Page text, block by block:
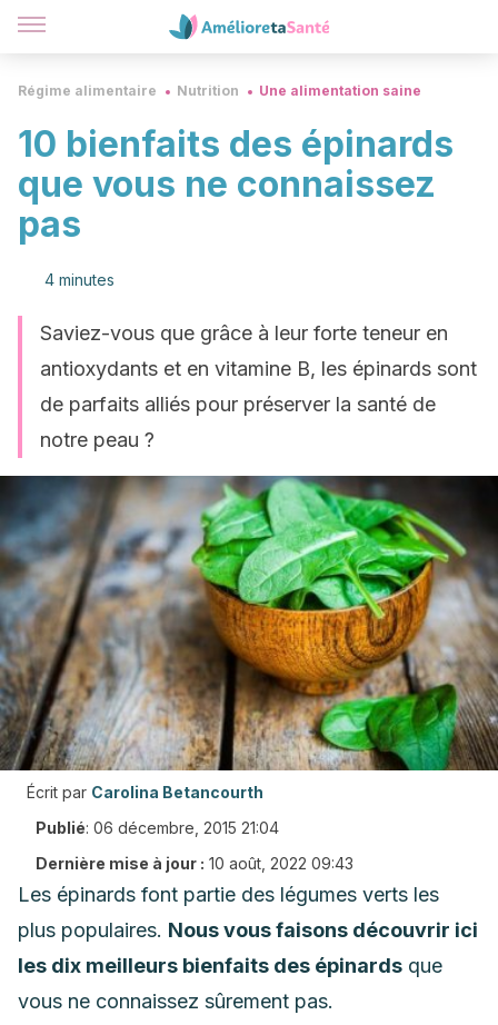
Régime alimentaire Nutrition Une alimentation saine
10 bienfaits des épinards
que vous ne connaissez
pas
4 minutes
Saviez-vous que grâce à leur forte teneur en
antioxydants et en vitamine B, les épinards sont
de parfaits alliés pour préserver la santé de
notre peau ?
Écrit par Carolina Betancourth
Publié: 06 décembre, 2015 21:04
Dernière mise à jour : 10 août, 2022 09:43
Les épinards font partie des légumes verts les
plus populaires. Nous vous faisons découvrir ici
les dix meilleurs bienfaits des épinards que
vous ne connaissez sûrement pas.